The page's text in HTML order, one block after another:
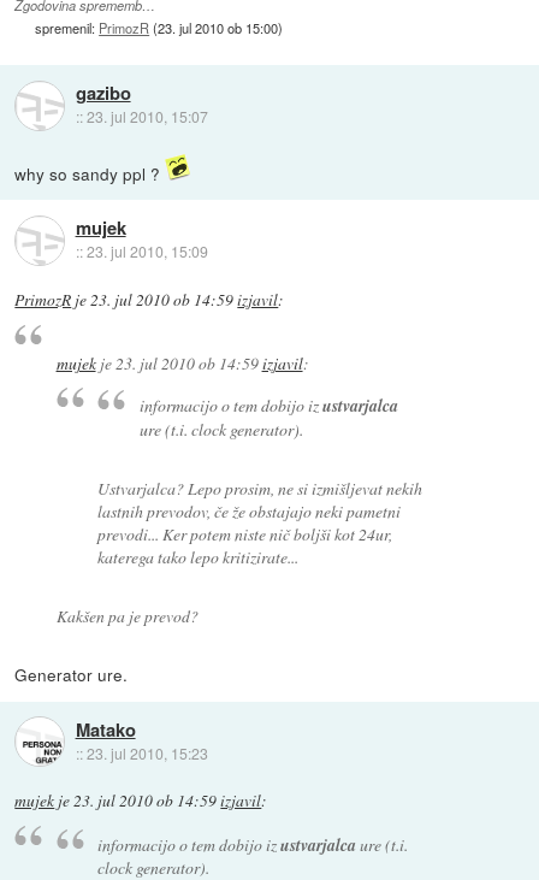
Zgodovina sprememb…
spremenil: PrimozR(23. jul 2010 ob 15:00)
gazibo
::23. jul 2010, 15:07
why so sandy ppl ?
mujek
::23. jul 2010, 15:09
PrimozR je23. jul 2010 ob 14:59izjavil:
mujekje 23. jul 2010 ob 14:59izjavil:
informacijo o tem dobijo izustvarjalca
ure (t.i. clock generator).
Ustvarjalca? Lepo prosim, ne si izmišljevat nekih
lastnih prevodov, če že obstajajo neki pametni
prevodi... Ker potem niste nič boljši kot 24ur,
katerega tako lepo kritizirate...
Kakšen pa je prevod?
Generator ure.
Matako
::23. jul 2010, 15:23
mujek je23. jul 2010 ob 14:59izjavil:
informacijo o tem dobijo izustvarjalca ure (t.i.
clock generator).